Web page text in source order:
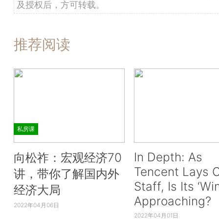
及授权后，方可转载。
推荐阅读
私房课
向松祚：宏观经济70
讲，带你了解国内外
经济大局
2022年04月06日
In Depth: As
Tencent Lays
Staff, Is Its
Approaching?
2022年04月01日